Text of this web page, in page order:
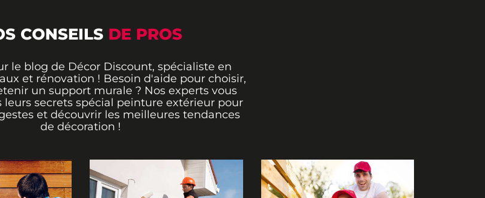
CONSEILS DE PROS
le blog de Décor Discount, spécialiste en
et rénovation ! Besoin d'aide pour choisir,
un support murale ? Nos experts vous
leurs secrets spécial peinture extérieur pour
et découvrir les meilleures tendances
de décoration !